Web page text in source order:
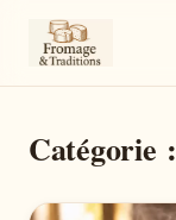
Catégorie :